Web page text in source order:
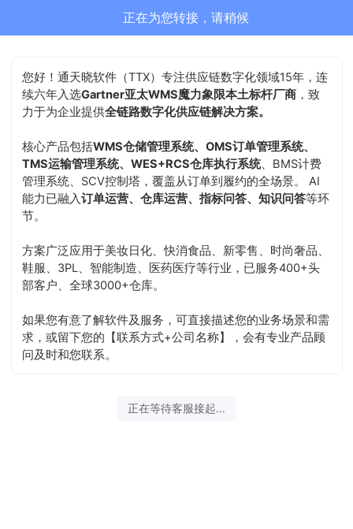
正在为您转接，请稍候
您好！通天晓软件（TTX）专注供应链数字化领域15年，连
续六年入选Gartner亚太WMS魔力象限本土标杆厂商 ，致
力于为企业提供全链路数字化供应链解决方案。
核心产品包括WMS仓储管理系统、OMS订单管理系统、
TMS运输管理系统、WES+RCS仓库执行系统、BMS计费
管理系统、SCV控制塔，覆盖从订单到履约的全场景。 AI
能力已融入订单运营、仓库运营、指标问答、知识问答等环
节。
方案广泛应用于美妆日化、快消食品、新零售、时尚奢品、
鞋服、3PL、智能制造、医药医疗等行业，已服务400+头
部客户、全球3000+仓库。
如果您有意了解软件及服务，可直接描述您的业务场景和需
求，或留下您的【联系方式+公司名称】，会有专业产品顾
问及时和您联系。
正在等待客服接起...